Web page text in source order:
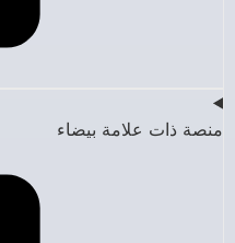
منصة ذات علامة بيضاء